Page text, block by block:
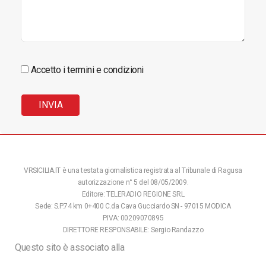
Accetto i termini e condizioni
VRSICILIA.IT è una testata giornalistica registrata al Tribunale di Ragusa
autorizzazione n° 5 del 08/05/2009.
Editore: TELERADIO REGIONE SRL
Sede: S.P.74 km 0+400 C.da Cava Gucciardo SN - 97015 MODICA
P.IVA: 00209070895
DIRETTORE RESPONSABILE: Sergio Randazzo
Questo sito è associato alla